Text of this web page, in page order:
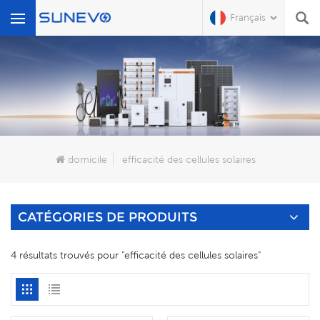
Français
Que Cherchez-Vous?
domicile efficacité des cellules solaires
CATÉGORIES DE PRODUITS
4 résultats trouvés pour "efficacité des cellules solaires"